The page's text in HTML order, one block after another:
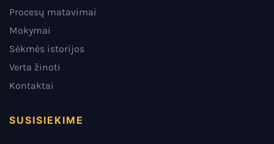
Procesų matavimai
Mokymai
Sėkmės istorijos
Verta žinoti
Kontaktai
SUSISIEKIME